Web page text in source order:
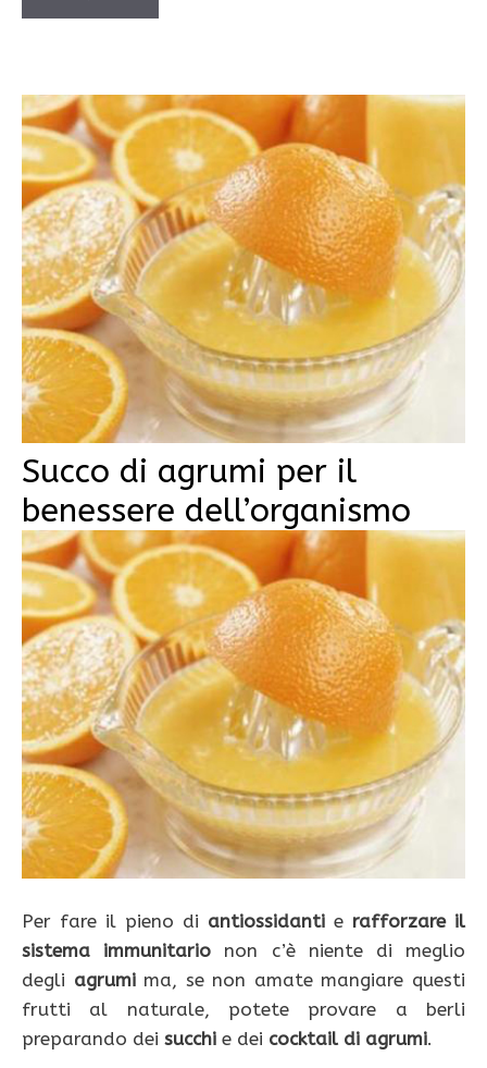
Succo di agrumi per il
benessere dell’organismo
Per fare il pieno di antiossidanti e rafforzare il
sistema immunitario non c’è niente di meglio
degli agrumima, se non amate mangiare questi
frutti al naturale, potete provare a berli
preparando dei succhi e dei cocktail di agrumi.